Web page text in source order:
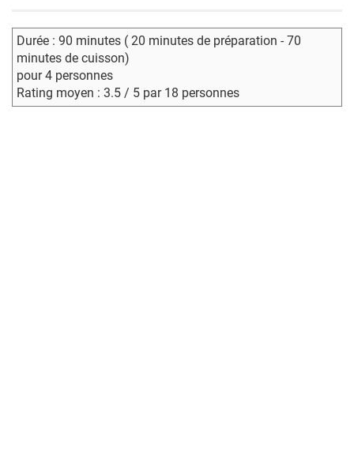
Durée : 90 minutes ( 20 minutes de préparation - 70
minutes de cuisson)
pour 4 personnes
Rating moyen : 3.5 / 5 par 18 personnes